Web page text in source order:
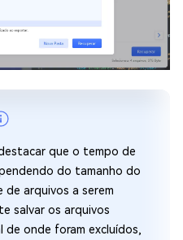
que o tempo de
do tamanho do
arquivos a serem
salvar os arquivos
de onde foram excluídos,